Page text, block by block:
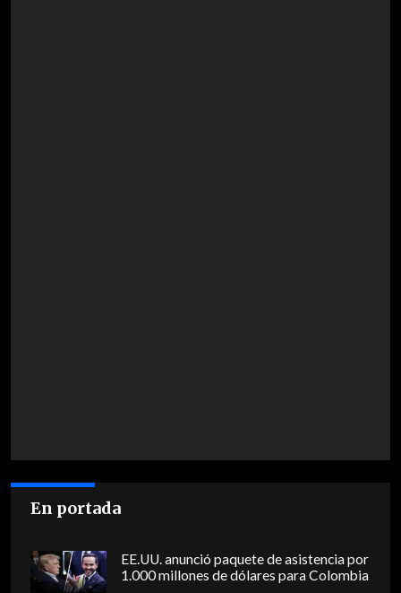
En portada
EE.UU. anunció paquete de asistencia por
1.000 millones de dólares para Colombia